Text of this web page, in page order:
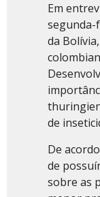
Em
segunda-
da
de
De
de
sobre as